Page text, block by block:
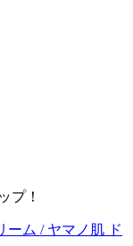
プ！